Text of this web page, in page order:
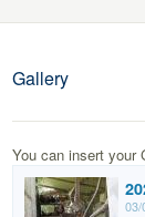
Gallery
You can insert your
03/